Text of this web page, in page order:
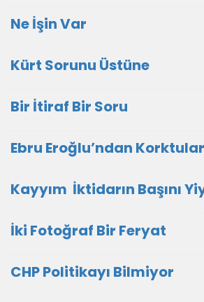
Ne İşin Var
Kürt Sorunu Üstüne
Bir İtiraf Bir Soru
Ebru Eroğlu’ndan Korktular
Kayyım İktidarın Başını
İki Fotoğraf Bir Feryat
CHP Politikayı Bilmiyor